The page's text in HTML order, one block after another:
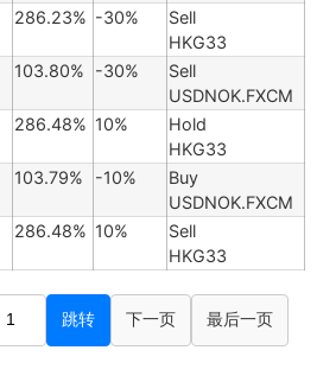
286.23% -30%
Sell
HKG33
103.80% -30%
Sell
USDNOK.FXCM
286.48% 10%
Hold
HKG33
103.79% -10%
Buy
USDNOK.FXCM
286.48% 10%
Sell
HKG33
跳转 下一页 最后一页